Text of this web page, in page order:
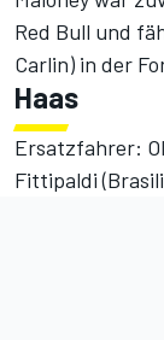
Red Bull und
Carlin) in der
Haas
Ersatzfahrer:
Fittipaldi